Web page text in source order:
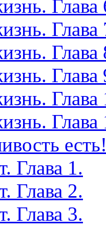
Глава
Глава
Глава
Глава
Глава
Глава
Глава 1.
Глава 2.
Глава 3.